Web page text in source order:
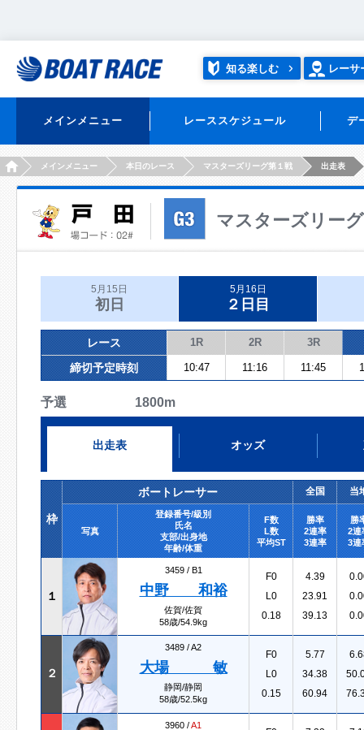
知る楽しむ レーサ
メインメニュー レーススケジュール デ
HOMEメインメニュー 本日のレース マスターズリーグ第１戦 出走表
マスターズリー
5月15日
初日
5月16日
２日目
レース 1R 2R 3R
締切予定時刻 10:47 11:16 11:45
予選 1800m
出走表 オッズ
枠
ボートレーサー 全国 当
写真
登録番号/級別
氏名
支部/出身地
年齢/体重
F数
L数
平均ST
勝率
2連率
3連率
勝
2連
3連
１
3459 / B1
中野 和裕
佐賀/佐賀
58歳/54.9kg
F0
L0
0.18
4.39
23.91
39.13
２
3489 /A2
大場 敏
静岡/静岡
58歳/52.5kg
F0
L0
0.15
5.77
34.38
60.94
3960 /A1